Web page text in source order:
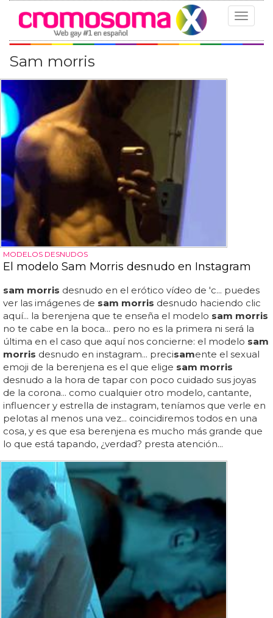
Toggle
Sam morris
MODELOS DESNUDOS
El modelo Sam Morris desnudo en Instagram
sam morris desnudo en el erótico vídeo de 'c... puedes
ver las imágenes de sam morris desnudo haciendo clic
aquí... la berenjena que te enseña el modelo sam morris
no te cabe en la boca... pero no es la primera ni será la
última en el caso que aquí nos concierne: el modelo sam
morris desnudo en instagram... precisamente el sexual
emoji de la berenjena es el que elige sam morris
desnudo a la hora de tapar con poco cuidado sus joyas
de la corona... como cualquier otro modelo, cantante,
influencer y estrella de instagram, teníamos que verle en
pelotas al menos una vez... coincidiremos todos en una
cosa, y es que esa berenjena es mucho más grande que
lo que está tapando, ¿verdad? presta atención...